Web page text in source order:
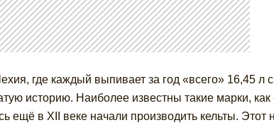
где каждый выпивает за год «всего» 16,45 л
историю. Наиболее известны такие марки,
ещё в XII веке начали производить кельты. Этот